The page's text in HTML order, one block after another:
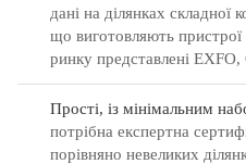
дані на ділянках складної
що виготовляють пристрої
ринку представлені EXFO,
Прості, із мінімальним
потрібна експертна
порівняно невеликих